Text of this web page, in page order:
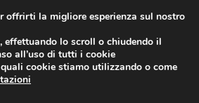
offrirti la migliore esperienza sul nostro
effettuando lo scroll o chiudendo il
all’uso di tutti i cookie
cookie stiamo utilizzando o come